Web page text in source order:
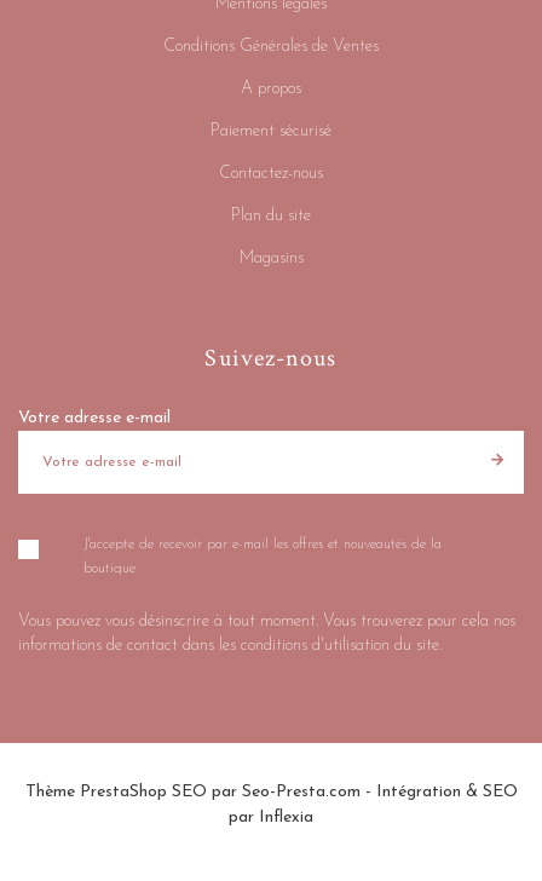
Mentions légales
Conditions Générales de Ventes
A propos
Paiement sécurisé
Contactez-nous
Plan du site
Magasins
Suivez-nous
Votre adresse e-mail
J'accepte de recevoir par e-mail les offres et nouveautés de la
boutique
Vous pouvez vous désinscrire à tout moment. Vous trouverez pour cela nos
informations de contact dans les conditions d'utilisation du site.
Thème PrestaShop SEO par Seo-Presta.com - Intégration & SEO
par Inflexia